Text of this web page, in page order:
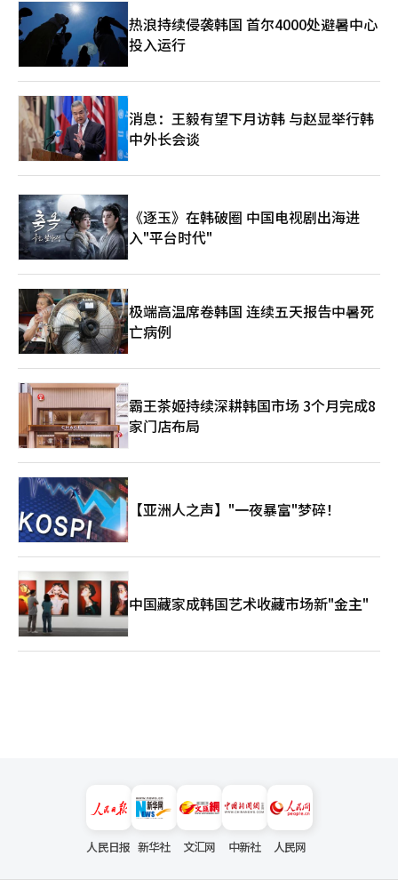
热浪持续侵袭韩国 首尔4000处避暑中心
投入运行
消息：王毅有望下月访韩 与赵显举行韩
中外长会谈
《逐玉》在韩破圈 中国电视剧出海进
入"平台时代"
极端高温席卷韩国 连续五天报告中暑死
亡病例
霸王茶姬持续深耕韩国市场 3个月完成8
家门店布局
【亚洲人之声】"一夜暴富"梦碎！
中国藏家成韩国艺术收藏市场新"金主"
人民日报 新华社 文汇网 中新社 人民网